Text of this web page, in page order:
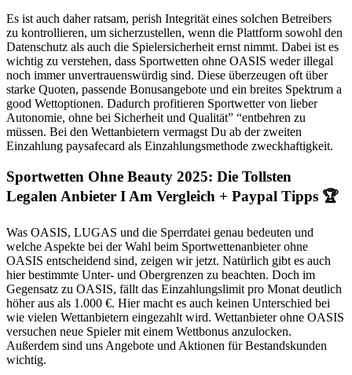
Es ist auch daher ratsam, perish Integrität eines solchen Betreibers
zu kontrollieren, um sicherzustellen, wenn die Plattform sowohl den
Datenschutz als auch die Spielersicherheit ernst nimmt. Dabei ist es
wichtig zu verstehen, dass Sportwetten ohne OASIS weder illegal
noch immer unvertrauenswürdig sind. Diese überzeugen oft über
starke Quoten, passende Bonusangebote und ein breites Spektrum a
good Wettoptionen. Dadurch profitieren Sportwetter von lieber
Autonomie, ohne bei Sicherheit und Qualität” “entbehren zu
müssen. Bei den Wettanbietern vermagst Du ab der zweiten
Einzahlung paysafecard als Einzahlungsmethode zweckhaftigkeit.
Sportwetten Ohne Beauty 2025: Die Tollsten
Legalen Anbieter I Am Vergleich + Paypal Tipps 🏆
Was OASIS, LUGAS und die Sperrdatei genau bedeuten und
welche Aspekte bei der Wahl beim Sportwettenanbieter ohne
OASIS entscheidend sind, zeigen wir jetzt. Natürlich gibt es auch
hier bestimmte Unter- und Obergrenzen zu beachten. Doch im
Gegensatz zu OASIS, fällt das Einzahlungslimit pro Monat deutlich
höher aus als 1.000 €. Hier macht es auch keinen Unterschied bei
wie vielen Wettanbietern eingezahlt wird. Wettanbieter ohne OASIS
versuchen neue Spieler mit einem Wettbonus anzulocken.
Außerdem sind uns Angebote und Aktionen für Bestandskunden
wichtig.